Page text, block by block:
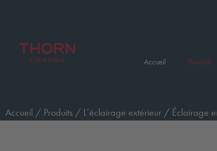
Accueil Produits
Accueil / Produits / L’éclairage extérieur / Éclairage